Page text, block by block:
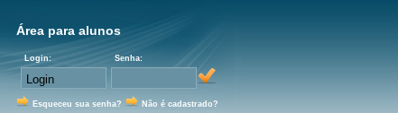
Área para alunos
Login: Senha:
Esqueceu sua senha? Não é cadastrado?